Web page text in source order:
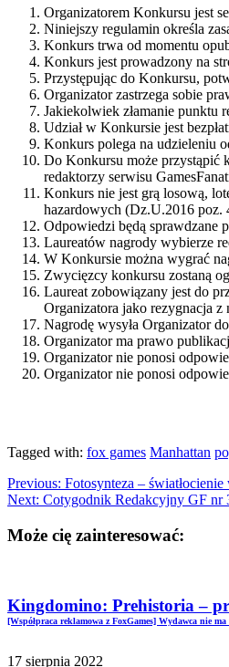
Organizatorem Konkursu jest
Niniejszy regulamin określa
Konkurs trwa od momentu
Konkurs jest prowadzony na
Przystępując do Konkursu,
Organizator zastrzega sobie
Jakiekolwiek złamanie punktu
Udział w Konkursie jest
Konkurs polega na udzieleniu
Do Konkursu może przystąpić
redaktorzy serwisu
Konkurs nie jest grą losową,
hazardowych (Dz.U.2016 poz.
Odpowiedzi będą sprawdzane
Laureatów nagrody wybierze
W Konkursie można wygrać
Zwycięzcy konkursu zostaną
Laureat zobowiązany jest do
Organizatora jako rezygnacja z
Nagrodę wysyła Organizator
Organizator ma prawo
Organizator nie ponosi
Organizator nie ponosi
Tagged with: fox games Manhattan
Previous: Fotosynteza –
Next: Cotygodnik Redakcyjny GF nr
Może cię zainteresować:
Kingdomino: Prehistoria –
[Współpraca reklamowa z FoxGames] Wydawca nie ma
17 sierpnia 2022